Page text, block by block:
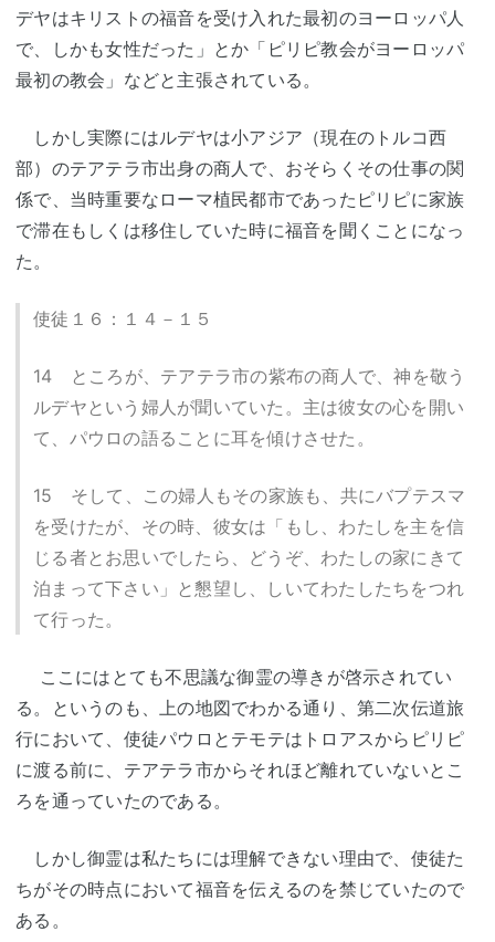
デヤはキリストの福音を受け入れた最初のヨーロッパ人
で、しかも女性だった」とか「ピリピ教会がヨーロッパ
最初の教会」などと主張されている。
しかし実際にはルデヤは小アジア（現在のトルコ西
部）のテアテラ市出身の商人で、おそらくその仕事の関
係で、当時重要なローマ植民都市であったピリピに家族
で滞在もしくは移住していた時に福音を聞くことになっ
た。
使徒１６：１４－１５
14 ところが、テアテラ市の紫布の商人で、神を敬う
ルデヤという婦人が聞いていた。主は彼女の心を開い
て、パウロの語ることに耳を傾けさせた。
15 そして、この婦人もその家族も、共にバプテスマ
を受けたが、その時、彼女は「もし、わたしを主を信
じる者とお思いでしたら、どうぞ、わたしの家にきて
泊まって下さい」と懇望し、しいてわたしたちをつれ
て行った。
ここにはとても不思議な御霊の導きが啓示されてい
る。というのも、上の地図でわかる通り、第二次伝道旅
行において、使徒パウロとテモテはトロアスからピリピ
に渡る前に、テアテラ市からそれほど離れていないとこ
ろを通っていたのである。
しかし御霊は私たちには理解できない理由で、使徒た
ちがその時点において福音を伝えるのを禁じていたので
ある。